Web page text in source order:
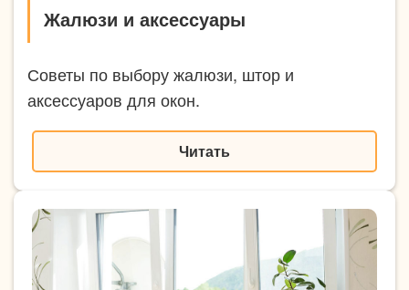
Жалюзи и аксессуары
Советы по выбору жалюзи, штор и
аксессуаров для окон.
Читать